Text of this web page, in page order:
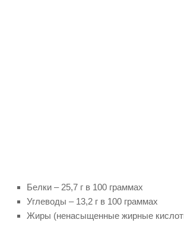
Белки – 25,7 г в 100 граммах
Углеводы – 13,2 г в 100 граммах
Жиры (ненасыщенные жирные